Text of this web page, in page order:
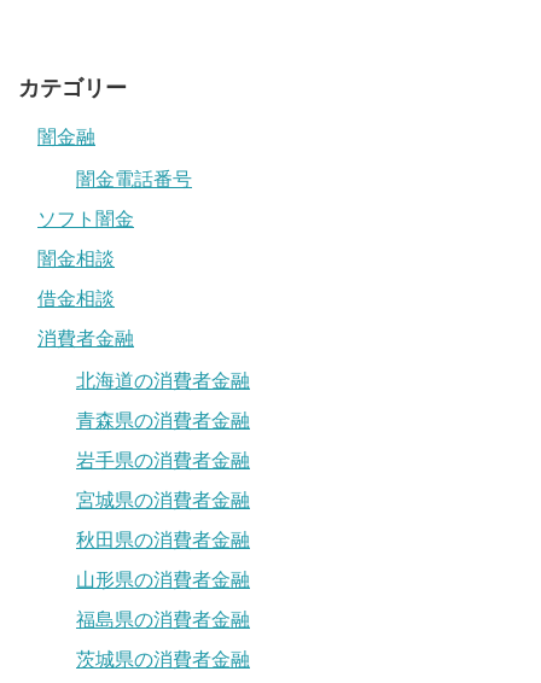
カテゴリー
闇金融
闇金電話番号
ソフト闇金
闇金相談
借金相談
消費者金融
北海道の消費者金融
青森県の消費者金融
岩手県の消費者金融
宮城県の消費者金融
秋田県の消費者金融
山形県の消費者金融
福島県の消費者金融
茨城県の消費者金融